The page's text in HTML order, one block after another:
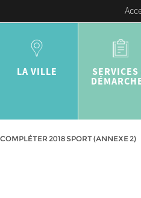
LA VILLE
2018 SPORT (ANNEXE 2)